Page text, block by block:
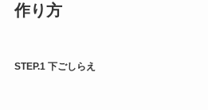
作り方
STEP.1 下ごしらえ